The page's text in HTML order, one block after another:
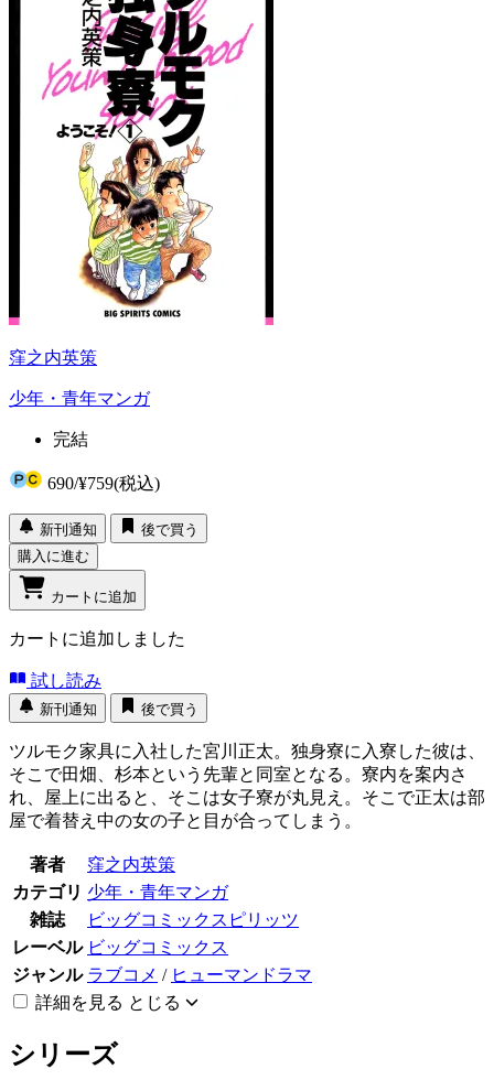
窪之内英策
少年・青年マンガ
完結
690/¥759(税込)
新刊通知
後で買う
購入に進む
カートに追加
カートに追加しました
試し読み
新刊通知 後で買う
ツルモク家具に入社した宮川正太。独身寮に入寮した彼は、
そこで田畑、杉本という先輩と同室となる。寮内を案内さ
れ、屋上に出ると、そこは女子寮が丸見え。そこで正太は部
屋で着替え中の女の子と目が合ってしまう。
著者
窪之内英策
カテゴリ 少年・青年マンガ
雑誌
ビッグコミックスピリッツ
レーベル ビッグコミックス
ジャンル ラブコメ / ヒューマンドラマ
詳細を見る とじる
シリーズ